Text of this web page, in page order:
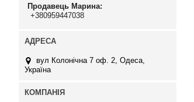
Продавець Марина
+380959447038
вул Колонічна 7 оф. 2, Одеса,
Україна